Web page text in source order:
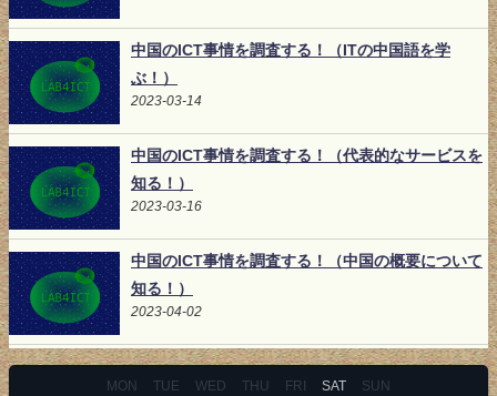
中国のICT事情を調査する！（ITの中国語を学
ぶ！）
2023-03-14
中国のICT事情を調査する！（代表的なサービスを
知る！）
2023-03-16
中国のICT事情を調査する！（中国の概要について
知る！）
2023-04-02
MON TUE WED THU FRI SAT SUN